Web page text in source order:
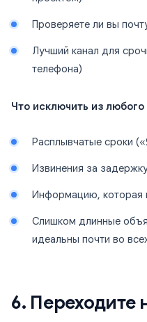
Проверяете ли вы
Лучший канал для
телефона)
Что исключить из любого
Расплывчатые сроки
Извинения за
Информацию, которая
Слишком длинные
идеальны почти во
6. Переходите